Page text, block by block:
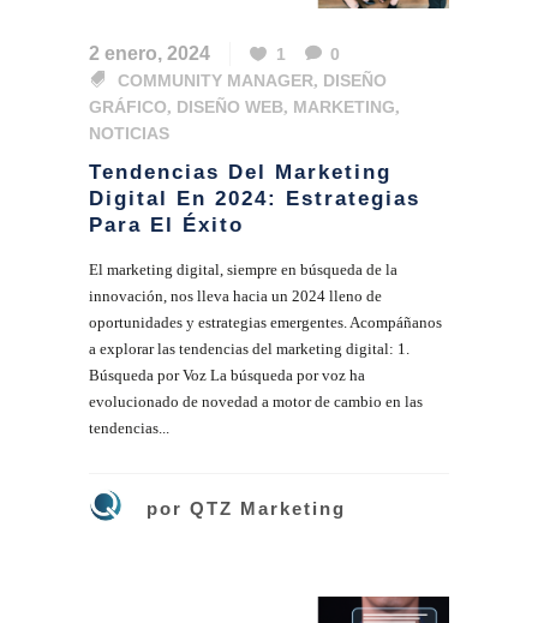
2 enero, 2024 1
0
COMMUNITY MANAGER, DISEÑO
GRÁFICO, DISEÑO WEB, MARKETING,
NOTICIAS
Tendencias Del Marketing
Digital En 2024: Estrategias
Para El Éxito
El marketing digital, siempre en búsqueda de la
innovación, nos lleva hacia un 2024 lleno de
oportunidades y estrategias emergentes. Acompáñanos
a explorar las tendencias del marketing digital: 1.
Búsqueda por Voz La búsqueda por voz ha
evolucionado de novedad a motor de cambio en las
tendencias...
por QTZ Marketing